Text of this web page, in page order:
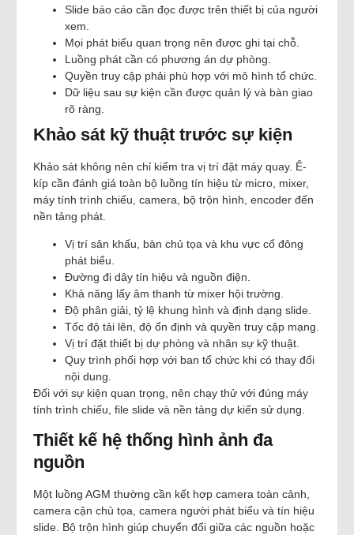
Slide báo cáo cần đọc được trên thiết bị của người
xem.
Mọi phát biểu quan trọng nên được ghi tại chỗ.
Luồng phát cần có phương án dự phòng.
Quyền truy cập phải phù hợp với mô hình tổ chức.
Dữ liệu sau sự kiện cần được quản lý và bàn giao
rõ ràng.
Khảo sát kỹ thuật trước sự kiện
Khảo sát không nên chỉ kiểm tra vị trí đặt máy quay. Ê-
kíp cần đánh giá toàn bộ luồng tín hiệu từ micro, mixer,
máy tính trình chiếu, camera, bộ trộn hình, encoder đến
nền tảng phát.
Vị trí sân khấu, bàn chủ tọa và khu vực cổ đông
phát biểu.
Đường đi dây tín hiệu và nguồn điện.
Khả năng lấy âm thanh từ mixer hội trường.
Độ phân giải, tỷ lệ khung hình và định dạng slide.
Tốc độ tải lên, độ ổn định và quyền truy cập mạng.
Vị trí đặt thiết bị dự phòng và nhân sự kỹ thuật.
Quy trình phối hợp với ban tổ chức khi có thay đổi
nội dung.
Đối với sự kiện quan trọng, nên chạy thử với đúng máy
tính trình chiếu, file slide và nền tảng dự kiến sử dụng.
Thiết kế hệ thống hình ảnh đa
nguồn
Một luồng AGM thường cần kết hợp camera toàn cảnh,
camera cận chủ tọa, camera người phát biểu và tín hiệu
slide. Bộ trộn hình giúp chuyển đổi giữa các nguồn hoặc